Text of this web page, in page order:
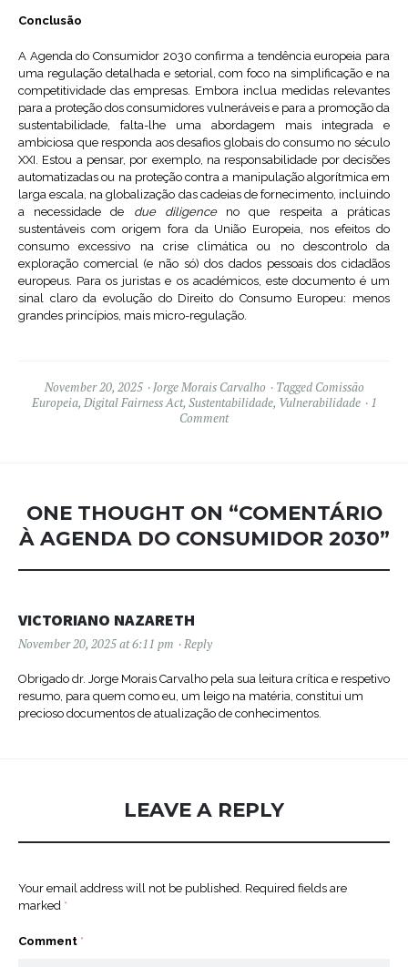
Conclusão
A Agenda do Consumidor 2030 confirma a tendência europeia para
uma regulação detalhada e setorial, com foco na simplificação e na
competitividade das empresas. Embora inclua medidas relevantes
para a proteção dos consumidores vulneráveis e para a promoção da
sustentabilidade, falta-lhe uma abordagem mais integrada e
ambiciosa que responda aos desafios globais do consumo no século
XXI. Estou a pensar, por exemplo, na responsabilidade por decisões
automatizadas ou na proteção contra a manipulação algorítmica em
larga escala, na globalização das cadeias de fornecimento, incluindo
a necessidade de due diligenceno que respeita a práticas
sustentáveis com origem fora da União Europeia, nos efeitos do
consumo excessivo na crise climática ou no descontrolo da
exploração comercial (e não só) dos dados pessoais dos cidadãos
europeus. Para os juristas e os académicos, este documento é um
sinal claro da evolução do Direito do Consumo Europeu: menos
grandes princípios, mais micro-regulação.
November 20, 2025 Jorge Morais Carvalho Tagged Comissão
Europeia, Digital Fairness Act, Sustentabilidade, Vulnerabilidade
1
Comment
ONE THOUGHT ON “COMENTÁRIO
À AGENDA DO CONSUMIDOR 2030”
VICTORIANO NAZARETH
November 20, 2025 at 6:11 pm Reply
Obrigado dr. Jorge Morais Carvalho pela sua leitura crítica e respetivo
resumo, para quem como eu, um leigo na matéria, constitui um
precioso documentos de atualização de conhecimentos.
LEAVE A REPLY
Your email address will not be published. Required fields are
marked *
Comment *